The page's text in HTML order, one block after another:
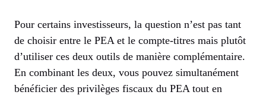
Pour certains investisseurs, la question n’est pas tant
de choisir entre le PEA et le compte-titres mais plutôt
d’utiliser ces deux outils de manière complémentaire.
En combinant les deux, vous pouvez simultanément
bénéficier des privilèges fiscaux du PEA tout en